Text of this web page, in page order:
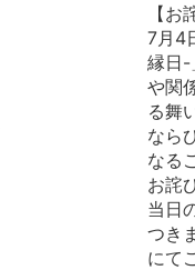
【お
7月4
縁日-
や関
る舞
なら
なる
お詫
当日
つき
にて